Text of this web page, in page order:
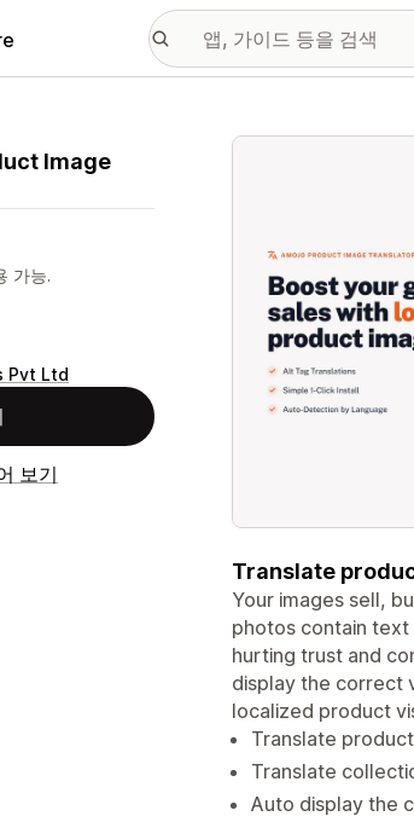
Image
가능.
Pvt Ltd
보기
추천 이미지 갤러리
Translate
Your images sell,
photos contain text
hurting trust and
display the correct
localized product
Translate
Translate
Auto display the